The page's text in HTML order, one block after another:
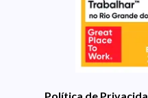
Política de